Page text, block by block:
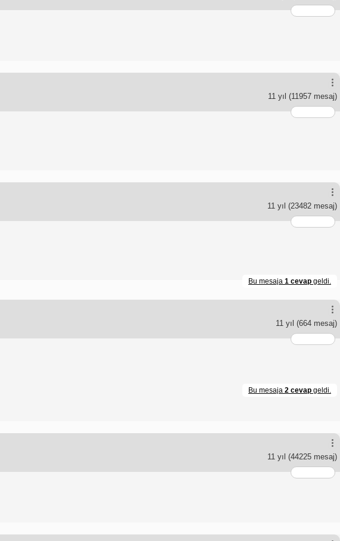
11 yıl (11957 mesaj)
11 yıl (23482 mesaj)
Bu mesaja 1 cevap geldi.
11 yıl (664 mesaj)
Bu mesaja 2 cevap geldi.
11 yıl (44225 mesaj)